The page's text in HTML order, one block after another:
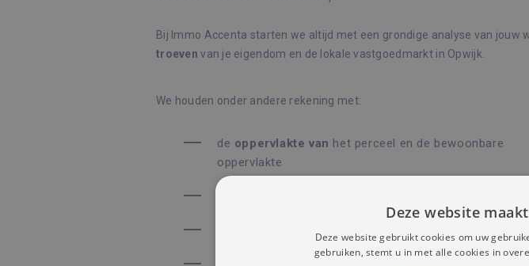
Bij Immo Accenta starten we altijd met een grondige analyse van jouw
troeven van je eigendom en de lokale vastgoedmarkt in Opwijk.
We houden onder andere rekening met:
de oppervlakte van het perceel en de bewoonbare
oppervlakte
en eventuele renovaties
Deze website
Deze website gebruikt cookies om uw
gebruiken, stemt u in met alle cookies in